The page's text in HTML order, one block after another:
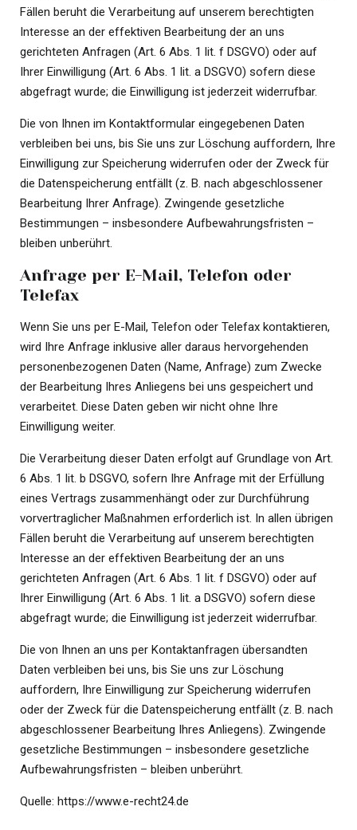
Fällen beruht die Verarbeitung auf unserem berechtigten
Interesse an der effektiven Bearbeitung der an uns
gerichteten Anfragen (Art. 6 Abs. 1 lit. f DSGVO) oder auf
Ihrer Einwilligung (Art. 6 Abs. 1 lit. a DSGVO) sofern diese
abgefragt wurde; die Einwilligung ist jederzeit widerrufbar.
Die von Ihnen im Kontaktformular eingegebenen Daten
verbleiben bei uns, bis Sie uns zur Löschung auffordern, Ihre
Einwilligung zur Speicherung widerrufen oder der Zweck für
die Datenspeicherung entfällt (z. B. nach abgeschlossener
Bearbeitung Ihrer Anfrage). Zwingende gesetzliche
Bestimmungen – insbesondere Aufbewahrungsfristen –
bleiben unberührt.
Anfrage per E-Mail, Telefon oder
Telefax
Wenn Sie uns per E-Mail, Telefon oder Telefax kontaktieren,
wird Ihre Anfrage inklusive aller daraus hervorgehenden
personenbezogenen Daten (Name, Anfrage) zum Zwecke
der Bearbeitung Ihres Anliegens bei uns gespeichert und
verarbeitet. Diese Daten geben wir nicht ohne Ihre
Einwilligung weiter.
Die Verarbeitung dieser Daten erfolgt auf Grundlage von Art.
6 Abs. 1 lit. b DSGVO, sofern Ihre Anfrage mit der Erfüllung
eines Vertrags zusammenhängt oder zur Durchführung
vorvertraglicher Maßnahmen erforderlich ist. In allen übrigen
Fällen beruht die Verarbeitung auf unserem berechtigten
Interesse an der effektiven Bearbeitung der an uns
gerichteten Anfragen (Art. 6 Abs. 1 lit. f DSGVO) oder auf
Ihrer Einwilligung (Art. 6 Abs. 1 lit. a DSGVO) sofern diese
abgefragt wurde; die Einwilligung ist jederzeit widerrufbar.
Die von Ihnen an uns per Kontaktanfragen übersandten
Daten verbleiben bei uns, bis Sie uns zur Löschung
auffordern, Ihre Einwilligung zur Speicherung widerrufen
oder der Zweck für die Datenspeicherung entfällt (z. B. nach
abgeschlossener Bearbeitung Ihres Anliegens). Zwingende
gesetzliche Bestimmungen – insbesondere gesetzliche
Aufbewahrungsfristen – bleiben unberührt.
Quelle: https://www.e-recht24.de